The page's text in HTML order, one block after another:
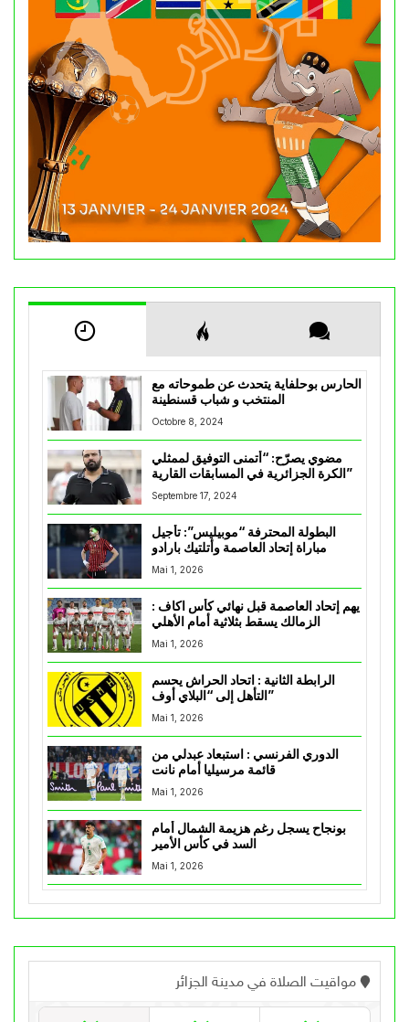
الحارس بوحلفاية يتحدث عن طموحاته مع
المنتخب و شباب قسنطينة
Octobre 8, 2024
مضوي يصرّح: “أتمنى التوفيق لممثلي
الكرة الجزائرية في المسابقات القارية”
Septembre 17, 2024
البطولة المحترفة “موبيليس”: تأجيل
مباراة إتحاد العاصمة وأتلتيك بارادو
Mai 1, 2026
يهم إتحاد العاصمة قبل نهائي كأس اكاف :
Mai 1, 2026
الرابطة الثانية : اتحاد الحراش يحسم
التأهل إلى “البلاي أوف”
Mai 1, 2026
الدوري الفرنسي : استبعاد عبدلي من
قائمة مرسيليا أمام نانت
Mai 1, 2026
بونجاح يسجل رغم هزيمة الشمال أمام
السد في كأس الأمير
Mai 1, 2026